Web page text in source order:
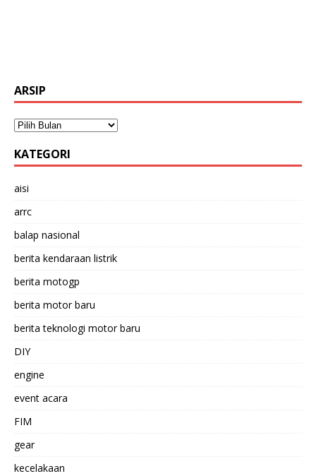
ARSIP
KATEGORI
aisi
arrc
balap nasional
berita kendaraan listrik
berita motogp
berita motor baru
berita teknologi motor baru
DIY
engine
event acara
FIM
gear
kecelakaan